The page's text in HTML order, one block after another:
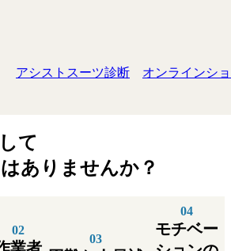
アシストスーツ診断 オンラインシ
て
ありませんか？
モチベー